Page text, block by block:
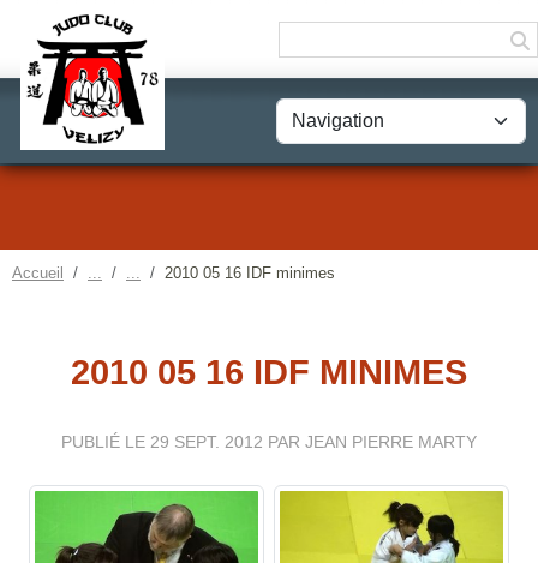
Accueil 2010 05 16 IDF minimes
2010 05 16 IDF MINIMES
PUBLIÉ LE 29 SEPT. 2012 PAR JEAN PIERRE MARTY
Panneau de gestion des cookies